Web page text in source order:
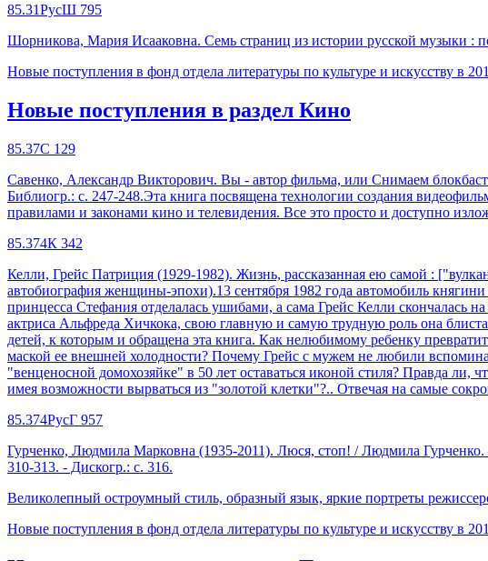
85.31РусШ 795
Шорникова, Мария Исааковна. Семь страниц из истории русской музыки
Новые поступления в фонд отдела литературы по культуре и искусству в
Новые поступления в раздел Кино
85.37С 129
Савенко, Александр Викторович. Вы - автор фильма, или Снимаем
Библиогр.: с. 247-248.Эта книга посвящена технологии создания
правилами и законами кино и телевидения. Все это просто и доступно
85.374К 342
Келли, Грейс Патриция (1929-1982). Жизнь, рассказанная ею самой :
автобиография женщины-эпохи).13 сентября 1982 года автомобиль
принцесса Стефания отделалась ушибами, а сама Грейс Келли скончалась
актриса Альфреда Хичкока, свою главную и самую трудную роль она
детей, к которым и обращена эта книга. Как нелюбимому ребенку
маской ее внешней холодности? Почему Грейс с мужем не любили
"венценосной домохозяйке" в 50 лет оставаться иконой стиля? Правда
имея возможности вырваться из "золотой клетки"?.. Отвечая на самые
85.374РусГ 957
Гурченко, Людмила Марковна (1935-2011). Люся, стоп! / Людмила
310-313. - Дискогр.: с. 316.
Великолепный остроумный стиль, образный язык, яркие портреты
Новые поступления в фонд отдела литературы по культуре и искусству в